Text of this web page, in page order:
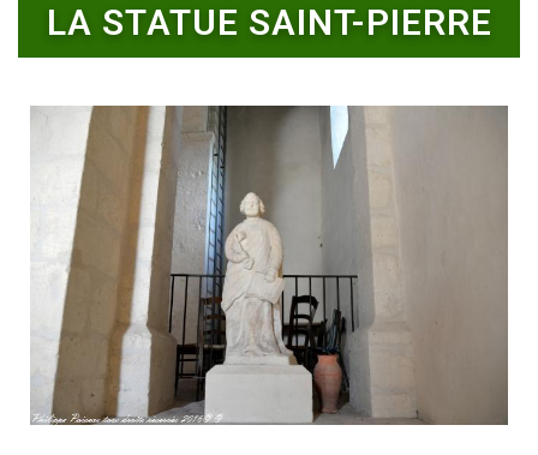
LA STATUE SAINT-PIERRE